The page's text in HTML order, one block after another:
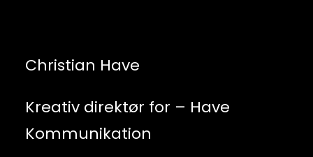
Christian Have
Kreativ direktør for – Have
Kommunikation